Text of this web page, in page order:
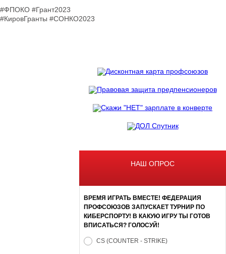
#ФПОКО #Грант2023
#КировГранты #СОНКО2023
НАШ ОПРОС
ВРЕМЯ ИГРАТЬ ВМЕСТЕ! ФЕДЕРАЦИЯ
ПРОФСОЮЗОВ ЗАПУСКАЕТ ТУРНИР ПО
КИБЕРСПОРТУ! В КАКУЮ ИГРУ ТЫ ГОТОВ
ВПИСАТЬСЯ? ГОЛОСУЙ!
CS (COUNTER - STRIKE)